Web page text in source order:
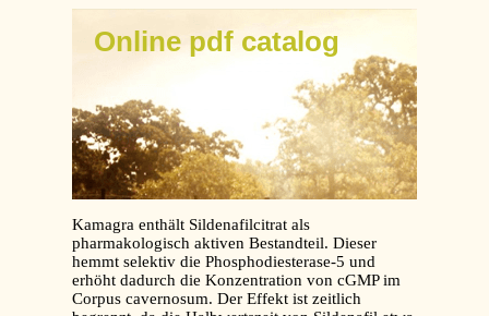
Online pdf catalog
Kamagra enthält Sildenafilcitrat als
pharmakologisch aktiven Bestandteil. Dieser
hemmt selektiv die Phosphodiesterase-5 und
erhöht dadurch die Konzentration von cGMP im
Corpus cavernosum. Der Effekt ist zeitlich